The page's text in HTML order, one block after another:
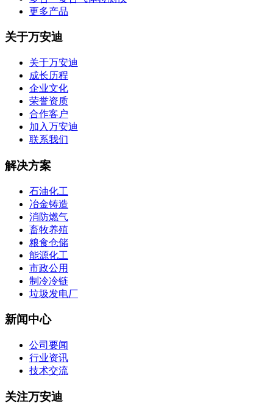
更多产品
关于万安迪
关于万安迪
成长历程
企业文化
荣誉资质
合作客户
加入万安迪
联系我们
解决方案
石油化工
冶金铸造
消防燃气
畜牧养殖
粮食仓储
能源化工
市政公用
制冷冷链
垃圾发电厂
新闻中心
公司要闻
行业资讯
技术交流
关注万安迪